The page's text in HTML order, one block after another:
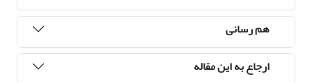
هم رسانی
ارجاع به این مقاله